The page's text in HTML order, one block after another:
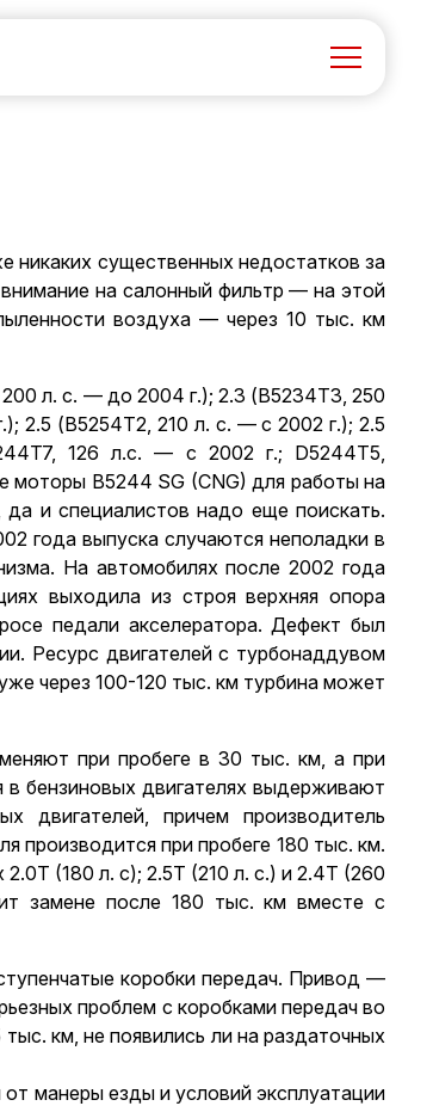
существенных недостатков за
на салонный фильтр — на этой
воздуха — через 10 тыс. км
л. с. — до 2004 г.); 2.3 (В5234ТЗ, 250
2.5 (В5254Т2, 210 л. с. — с 2002 г.); 2.5
126 л.с. — с 2002 г.; D5244T5,
моторы В5244 SG (CNG) для работы на
и специалистов надо еще поискать.
года выпуска случаются неполадки в
На автомобилях после 2002 года
выходила из строя верхняя опора
педали акселератора. Дефект был
Ресурс двигателей с турбонаддувом
через 100-120 тыс. км турбина может
при пробеге в 30 тыс. км, а при
в бензиновых двигателях выдерживают
причем производитель
при пробеге 180 тыс. км.
(180 л. с); 2.5Т (210 л. с.) и 2.4Т (260
замене после 180 тыс. км вместе с
коробки передач. Привод —
проблем с коробками передач во
км, не появились ли на раздаточных
манеры езды и условий эксплуатации